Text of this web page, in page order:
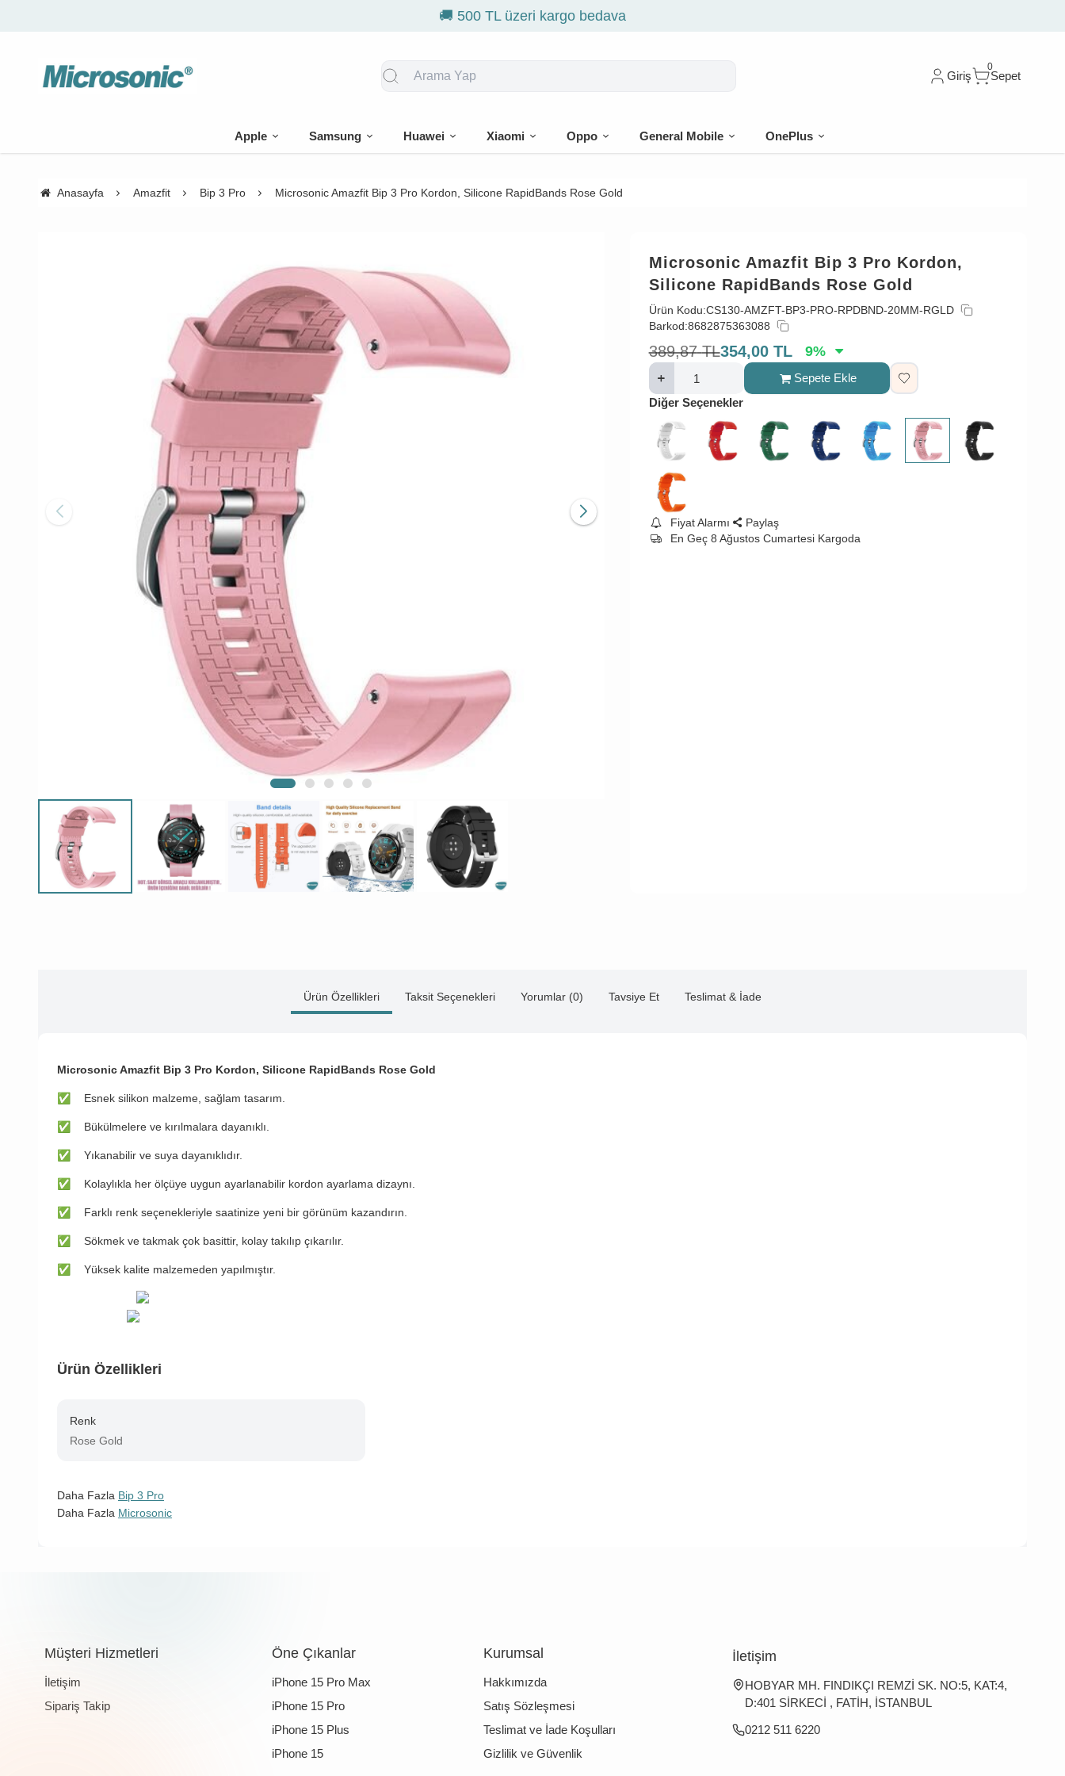
Giriş
0
Sepet
Apple Samsung Huawei Xiaomi Oppo General Mobile OnePlus
Anasayfa Amazfit Bip 3 Pro Microsonic Amazfit Bip 3 Pro Kordon, Silicone RapidBands Rose Gold
Microsonic Amazfit Bip 3 Pro Kordon,
Silicone RapidBands Rose Gold
Ürün Kodu:CS130-AMZFT-BP3-PRO-RPDBND-20MM-RGLD
Barkod:8682875363088
389,87 TL354,00 TL 9%
Sepete Ekle
Diğer Seçenekler
Fiyat Alarmı
Paylaş
En Geç 8 Ağustos Cumartesi Kargoda
Ürün Özellikleri Taksit Seçenekleri Yorumlar (0) Tavsiye Et Teslimat & İade
Microsonic Amazfit Bip 3 Pro Kordon, Silicone RapidBands Rose Gold
✅ Esnek silikon malzeme, sağlam tasarım.
✅ Bükülmelere ve kırılmalara dayanıklı.
✅ Yıkanabilir ve suya dayanıklıdır.
✅ Kolaylıkla her ölçüye uygun ayarlanabilir kordon ayarlama dizaynı.
✅ Farklı renk seçenekleriyle saatinize yeni bir görünüm kazandırın.
✅ Sökmek ve takmak çok basittir, kolay takılıp çıkarılır.
✅ Yüksek kalite malzemeden yapılmıştır.
Ürün Özellikleri
Renk
Rose Gold
Daha Fazla Bip 3 Pro
Daha Fazla Microsonic
Müşteri Hizmetleri
İletişim
Sipariş Takip
Öne Çıkanlar
iPhone 15 Pro Max
iPhone 15 Pro
iPhone 15 Plus
iPhone 15
Kurumsal
Hakkımızda
Satış Sözleşmesi
Teslimat ve İade Koşulları
Gizlilik ve Güvenlik
İletişim
HOBYAR MH. FINDIKÇI REMZİ SK. NO:5, KAT:4,
D:401 SİRKECİ , FATİH, İSTANBUL
0212 511 6220